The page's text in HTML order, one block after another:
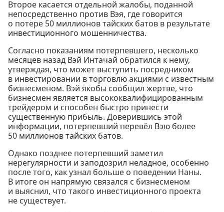
Второе касается отдельной жалобы, поданной
непосредственно против Вэя, где говорится
о потере 50 миллионов тайских батов в результате
инвестиционного мошенничества.
Согласно показаниям потерпевшего, несколько
месяцев назад Вэй Интачай обратился к нему,
утверждая, что может выступить посредником
в инвестировании в торговлю акциями с известным
бизнесменом. Вэй якобы сообщил жертве, что
бизнесмен является высококвалифицированным
трейдером и способен быстро принести
существенную прибыль. Доверившись этой
информации, потерпевший перевёл Вэю более
50 миллионов тайских батов.
Однако позднее потерпевший заметил
нерегулярности и заподозрил неладное, особенно
после того, как узнал больше о поведении Наны.
В итоге он напрямую связался с бизнесменом
и выяснил, что такого инвестиционного проекта
не существует.